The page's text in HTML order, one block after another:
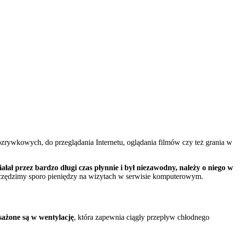
do przeglądania Internetu, oglądania filmów czy też grania w
przez bardzo długi czas płynnie i był niezawodny, należy o niego w
sporo pieniędzy na wizytach w serwisie komputerowym.
są w wentylację, która zapewnia ciągły przepływ chłodnego